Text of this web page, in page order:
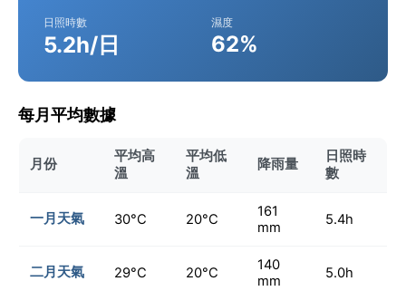
日照時數
5.2h/日
濕度
62%
每月平均數據
月份
平均高
溫
平均低
溫
降雨量
日照時
數
一月天氣 30°C 20°C
161
mm
5.4h
二月天氣 29°C 20°C
140
mm
5.0h